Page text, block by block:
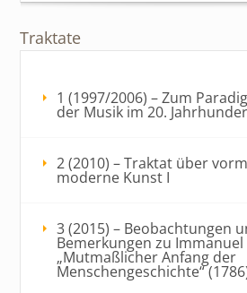
Traktate
1 (1997/2006) – Zum
der Musik im 20.
2 (2010) – Traktat über
moderne Kunst I
3 (2015) – Beobachtungen
Bemerkungen zu Immanuel
„Mutmaßlicher Anfang der
Menschengeschichte“